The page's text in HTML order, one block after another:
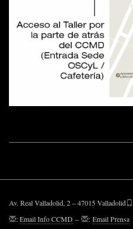
Av. Real Valladolid, 2 – 47015 Valladolid
:Email Info CCMD – : Email Prensa